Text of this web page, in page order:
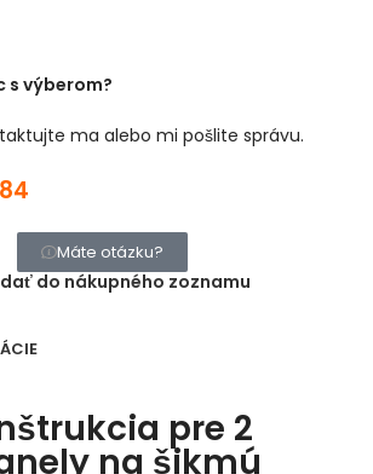
s výberom?
ma alebo mi pošlite správu.
Máte otázku?
do nákupného zoznamu
pre 2
na šikmú